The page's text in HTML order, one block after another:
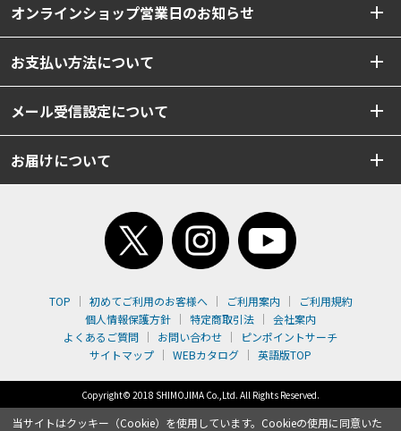
当サイトはクッキー（Cookie）を使用しています。Cookieの使用に同意いた
オンラインショップ営業日のお知らせ
お支払い方法について
メール受信設定について
お届けについて
TOP 初めてご利用のお客様へ ご利用案内
ご利用規約
個人情報保護方針
特定商取引法
会社案内
よくあるご質問
お問い合わせ
ピンポイントサーチ
サイトマップ
WEBカタログ 英語版TOP
Copyright© 2018 SHIMOJIMA Co.,Ltd. All Rights Reserved.